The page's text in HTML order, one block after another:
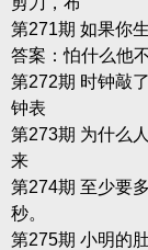
第271期 如果你
答案：怕什么他
第272期 时钟敲
钟表
第273期 为什么
来
第274期 至少要
秒。
第275期 小明的